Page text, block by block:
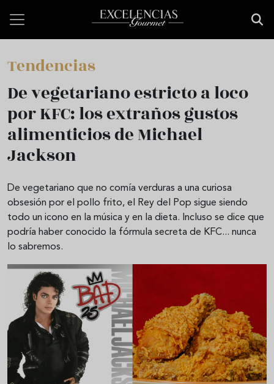
Tendencias
De vegetariano estricto a loco
por KFC: los extraños gustos
alimenticios de Michael
Jackson
De vegetariano que no comía verduras a una curiosa
obsesión por el pollo frito, el Rey del Pop sigue siendo
todo un icono en la música y en la dieta. Incluso se dice que
podría haber conocido la fórmula secreta de KFC... nunca
lo sabremos.